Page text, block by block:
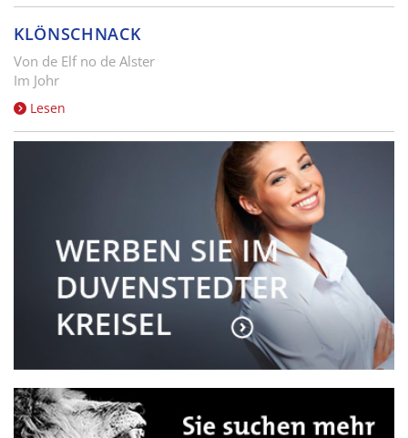
KLÖNSCHNACK
Von de Elf no de Alster
Im Johr
Lesen